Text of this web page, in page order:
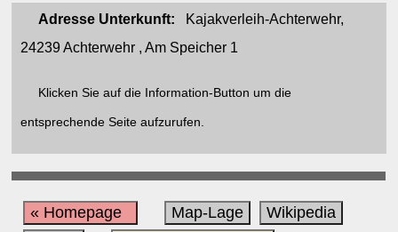
Adresse Unterkunft: Kajakverleih-Achterwehr,
24239 Achterwehr , Am Speicher 1
Klicken Sie auf die Information-Button um die
entsprechende Seite aufzurufen.